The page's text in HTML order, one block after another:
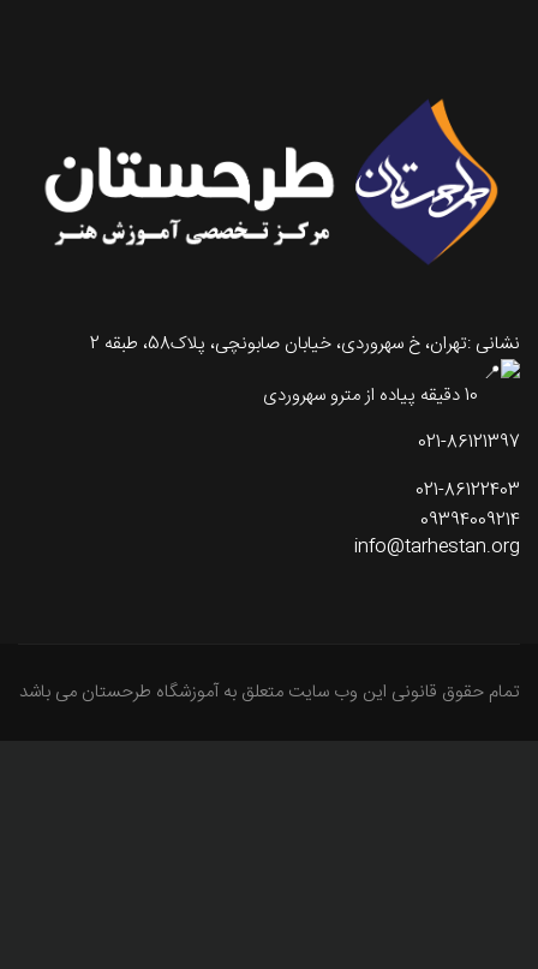
نشانی :تهران، خ سهروردی، خیابان صابونچی، پلاک58، طبقه 2
021-86121397
021-86122403
09394009214
info@tarhestan.org
تمام حقوق قانونی این وب سایت متعلق به آموزشگاه طرحستان می باشد